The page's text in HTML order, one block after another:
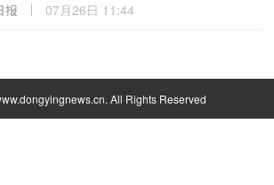
报 07月26日 11:44
All Rights Reserved